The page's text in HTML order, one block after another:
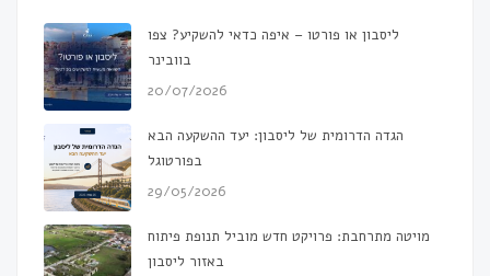
ליסבון או פורטו – איפה כדאי להשקיע? צפו
בוובינר
20/07/2026
הגדה הדרומית של ליסבון: יעד ההשקעה הבא
בפורטוגל
29/05/2026
מויטה מתרחבת: פרויקט חדש מוביל תנופת פיתוח
באזור ליסבון